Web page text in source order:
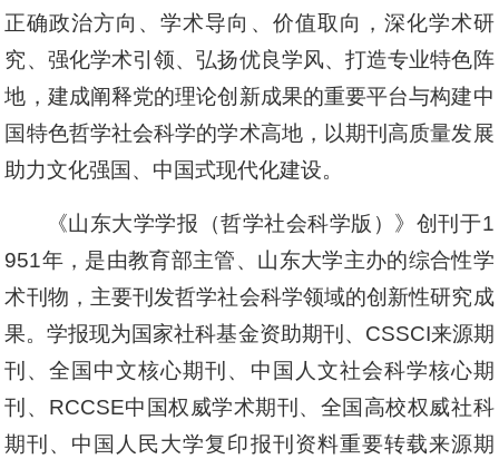
正确政治方向、学术导向、价值取向，深化学术研
究、强化学术引领、弘扬优良学风、打造专业特色阵
地，建成阐释党的理论创新成果的重要平台与构建中
国特色哲学社会科学的学术高地，以期刊高质量发展
助力文化强国、中国式现代化建设。
《山东大学学报（哲学社会科学版）》创刊于1
951年，是由教育部主管、山东大学主办的综合性学
术刊物，主要刊发哲学社会科学领域的创新性研究成
果。学报现为国家社科基金资助期刊、CSSCI来源期
刊、全国中文核心期刊、中国人文社会科学核心期
刊、RCCSE中国权威学术期刊、全国高校权威社科
期刊、中国人民大学复印报刊资料重要转载来源期